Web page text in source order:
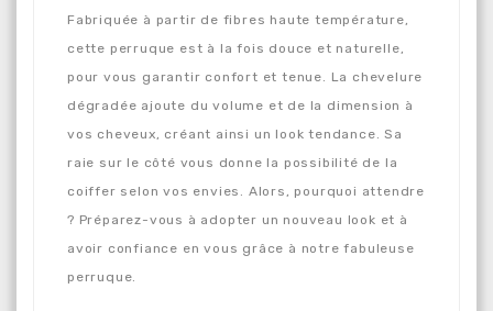
Fabriquée à partir de fibres haute température,
cette perruque est à la fois douce et naturelle,
pour vous garantir confort et tenue. La chevelure
dégradée ajoute du volume et de la dimension à
vos cheveux, créant ainsi un look tendance. Sa
raie sur le côté vous donne la possibilité de la
coiffer selon vos envies. Alors, pourquoi attendre
? Préparez-vous à adopter un nouveau look et à
avoir confiance en vous grâce à notre fabuleuse
perruque.